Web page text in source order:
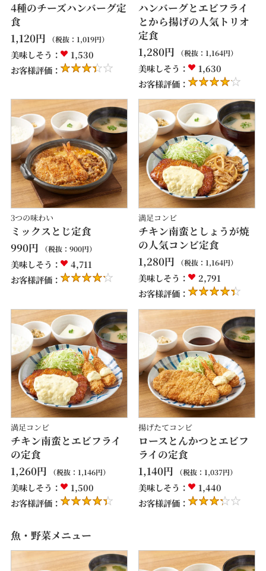
4種のチーズハンバーグ定
食
1,120円 （税抜： 1,019円）
美味しそう：
1,530
お客様評価：
ハンバーグとエビフライ
とから揚げの人気トリオ
定食
1,280円 （税抜： 1,164円）
美味しそう：
1,630
お客様評価：
3つの味わい
ミックスとじ定食
990円 （税抜： 900円）
美味しそう：
4,711
お客様評価：
満足コンビ
チキン南蛮としょうが焼
の人気コンビ定食
1,280円 （税抜： 1,164円）
美味しそう：
2,791
お客様評価：
満足コンビ
チキン南蛮とエビフライ
の定食
1,260円 （税抜： 1,146円）
美味しそう：
1,500
お客様評価：
揚げたてコンビ
ロースとんかつとエビフ
ライの定食
1,140円 （税抜： 1,037円）
美味しそう：
1,440
お客様評価：
魚・野菜メニュー